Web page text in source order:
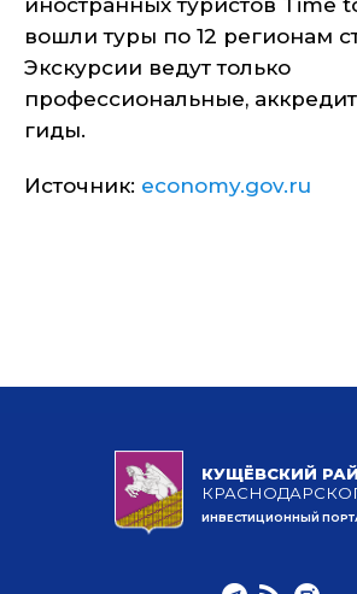
иностранных туристов Time
вошли туры по 12 регионам
Экскурсии ведут только
профессиональные,
гиды.
Источник: economy.gov.ru
КУЩЁВСКИЙ
ИНВЕСТИЦИОННЫЙ